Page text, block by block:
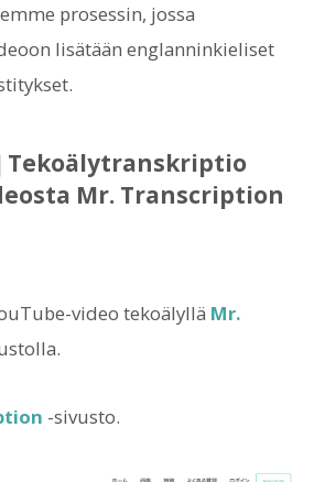
prosessin, jossa
lisätään englanninkieliset
Tekoälytranskriptio
Mr. Transcription
video tekoälyllä Mr.
-sivusto.